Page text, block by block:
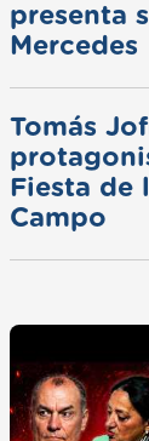
presenta
Mercedes
Tomás
Fiesta de
Campo